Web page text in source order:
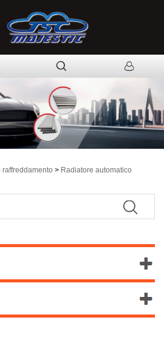
raffreddamento > Radiatore automatico